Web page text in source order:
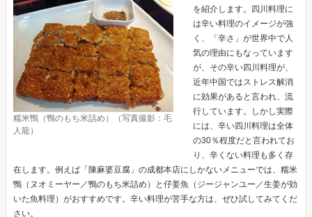
糯米鴨（鴨のもち米詰め）（写真撮影：毛
人龍）
を紹介します。四川料理に
は辛い料理のイメージが強
く、「辛さ」が世界中で人
気の理由にもなっています
が、その辛い四川料理が、
近年中国ではストレス解消
に効果があると言われ、流
行しています。しかし実際
には、辛い四川料理は全体
の30％程度だと言われてお
り、辛くない料理も多く存
在します。例えば「陳麻婆豆腐」の成都本店にしかないメニューでは、糯米
鴨（ヌオミーヤー／鴨のもち米詰め）と仔姜魚（ジージャンユー／生姜が効
いた魚料理）がおすすめです。辛い料理が苦手な方は、ぜひ試してみてくだ
さい。